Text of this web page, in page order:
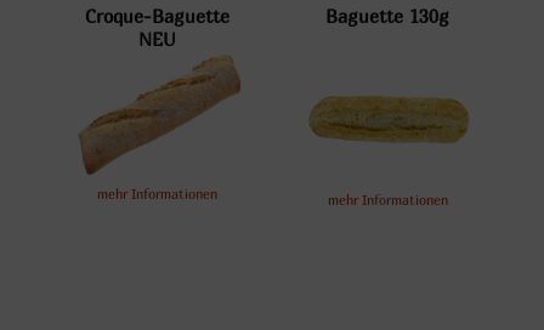
Croque-Baguette
NEU
mehr Informationen
Baguette 130g
mehr Informationen